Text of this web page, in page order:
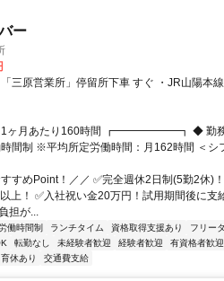
ー
三原営業所」停留所下車 すぐ ・JR山陽本線
：1ヶ月あたり160時間 ┏━━━━━━┓ ◆ 勤
※平均所定労働時間：月162時間 ＜シ
すめPoint！／／ ✅完全週休2日制(5勤2休)
上！ ✅入社祝い金20万円！試用期間後に支
担が...
働時間制 ランチタイム 資格取得支援あり
フリー
転勤なし 未経験者歓迎 経験者歓迎
有資格者歓迎
育休あり 交通費支給